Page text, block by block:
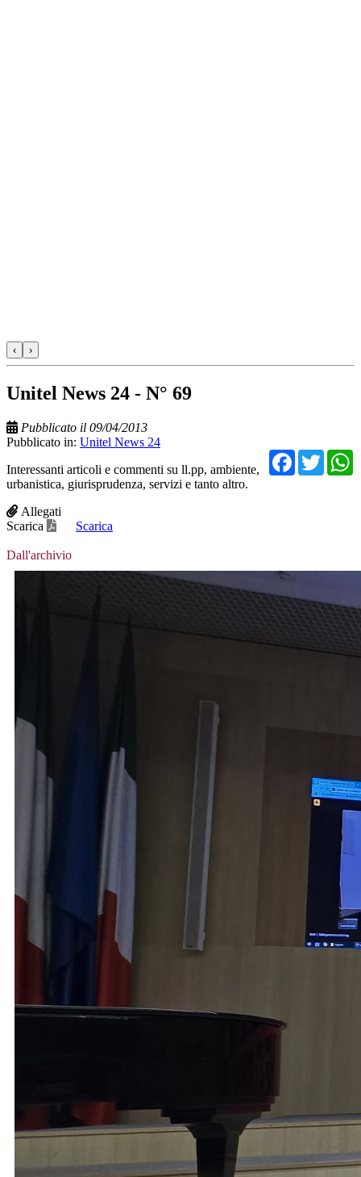
‹ ›
Unitel News 24 - N° 69
Pubblicato il 09/04/2013
Pubblicato in: Unitel News 24
Interessanti articoli e commenti su ll.pp, ambiente,
urbanistica, giurisprudenza, servizi e tanto altro.
Allegati
Scarica
Scarica
Dall'archivio